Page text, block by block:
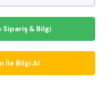
& Bilgi
İle Bilgi Al